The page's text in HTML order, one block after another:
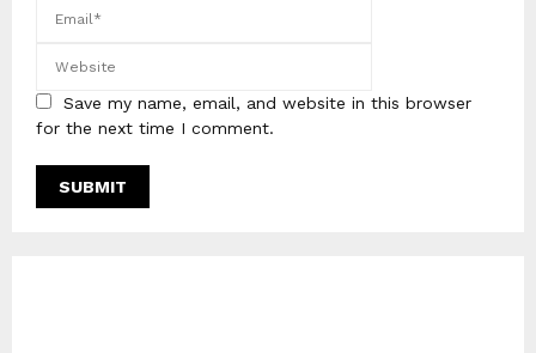
Save my name, email, and website in this browser
for the next time I comment.